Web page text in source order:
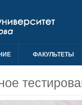
ФАКУЛЬТЕТЫ